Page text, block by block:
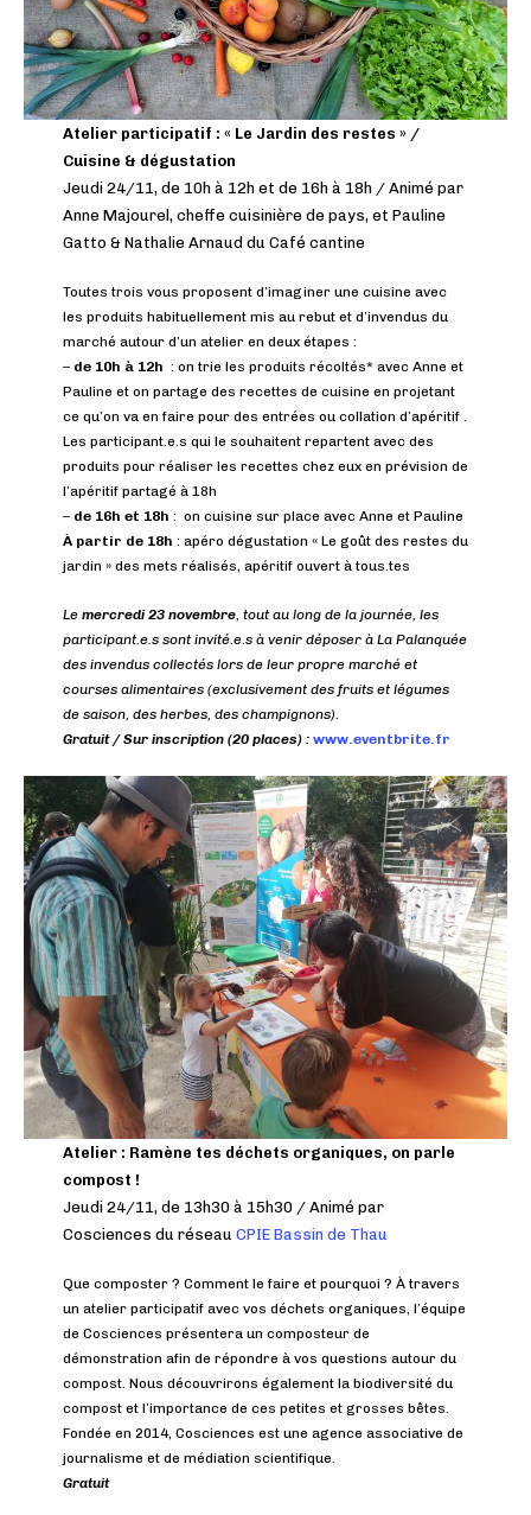
Atelier participatif : « Le Jardin des restes » /
Cuisine & dégustation
Jeudi 24/11, de 10h à 12h et de 16h à 18h / Animé par
Anne Majourel, cheffe cuisinière de pays, et Pauline
Gatto & Nathalie Arnaud du Café cantine
Toutes trois vous proposent d’imaginer une cuisine avec
les produits habituellement mis au rebut et d’invendus du
marché autour d’un atelier en deux étapes :
– de 10h à 12h : on trie les produits récoltés* avec Anne et
Pauline et on partage des recettes de cuisine en projetant
ce qu’on va en faire pour des entrées ou collation d’apéritif .
Les participant.e.s qui le souhaitent repartent avec des
produits pour réaliser les recettes chez eux en prévision de
l’apéritif partagé à 18h
– de 16h et 18h : on cuisine sur place avec Anne et Pauline
À partir de 18h : apéro dégustation « Le goût des restes du
jardin » des mets réalisés, apéritif ouvert à tous.tes
Le mercredi 23 novembre, tout au long de la journée, les
participant.e.s sont invité.e.s à venir déposer à La Palanquée
des invendus collectés lors de leur propre marché et
courses alimentaires (exclusivement des fruits et légumes
de saison, des herbes, des champignons).
Gratuit / Sur inscription (20 places) : www.eventbrite.fr
Atelier : Ramène tes déchets organiques, on parle
compost !
Jeudi 24/11, de 13h30 à 15h30 / Animé par
Cosciences du réseau CPIE Bassin de Thau
Que composter ? Comment le faire et pourquoi ? À travers
un atelier participatif avec vos déchets organiques, l’équipe
de Cosciences présentera un composteur de
démonstration afin de répondre à vos questions autour du
compost. Nous découvrirons également la biodiversité du
compost et l’importance de ces petites et grosses bêtes.
Fondée en 2014, Cosciences est une agence associative de
journalisme et de médiation scientifique.
Gratuit